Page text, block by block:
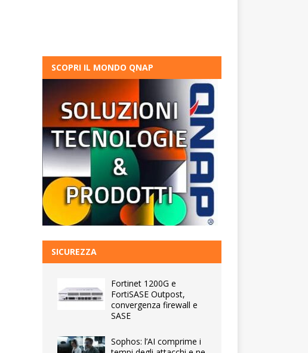
SCOPRI IL MONDO QNAP
SICUREZZA
Fortinet 1200G e
FortiSASE Outpost,
convergenza firewall e
SASE
Sophos: l’AI comprime i